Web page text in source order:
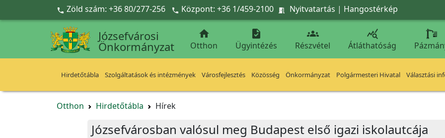
Ugrás a fő tartalomra
 Zöld szám: +36 80/277-256  Központ: +36 1/459-2100  Nyitvatartás | Hangostérkép
Józsefvárosi
Önkormányzat

Otthon

Ügyintézés

Részvétel

Átláthatóság
Hirdetőtábla Szolgáltatások és intézmények Városfejlesztés Közösség Önkormányzat Polgármesteri Hivatal Választási
Otthon Hirdetőtábla Hírek
Józsefvárosban valósul meg Budapest első igazi iskolautcája